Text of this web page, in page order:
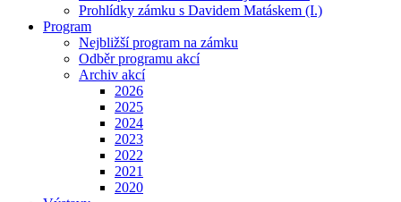
Prohlídky zámku s Davidem Matáskem (I.)
Program
Nejbližší program na zámku
Odběr programu akcí
Archiv akcí
2026
2025
2024
2023
2022
2021
2020